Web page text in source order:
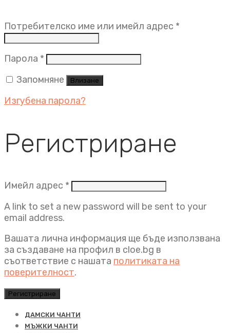
Потребителско име или имейл адрес *
Парола * Задължително
Запомняне
Влизане
Изгубена парола?
Регистриране
Имейл адрес * Задължително
A link to set a new password will be sent to your
email address.
Вашата лична информация ще бъде използвана
за създаване на профил в cloe.bg в
съответствие с нашата политиката на
поверителност.
Регистриране
ДАМСКИ ЧАНТИ
МЪЖКИ ЧАНТИ